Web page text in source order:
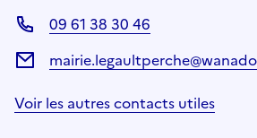
09 61 38 30 46
Voir les autres contacts utiles